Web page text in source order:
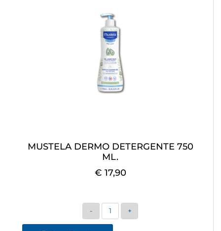
MUSTELA DERMO DETERGENTE 750
ML.
€ 17,90
Quantità